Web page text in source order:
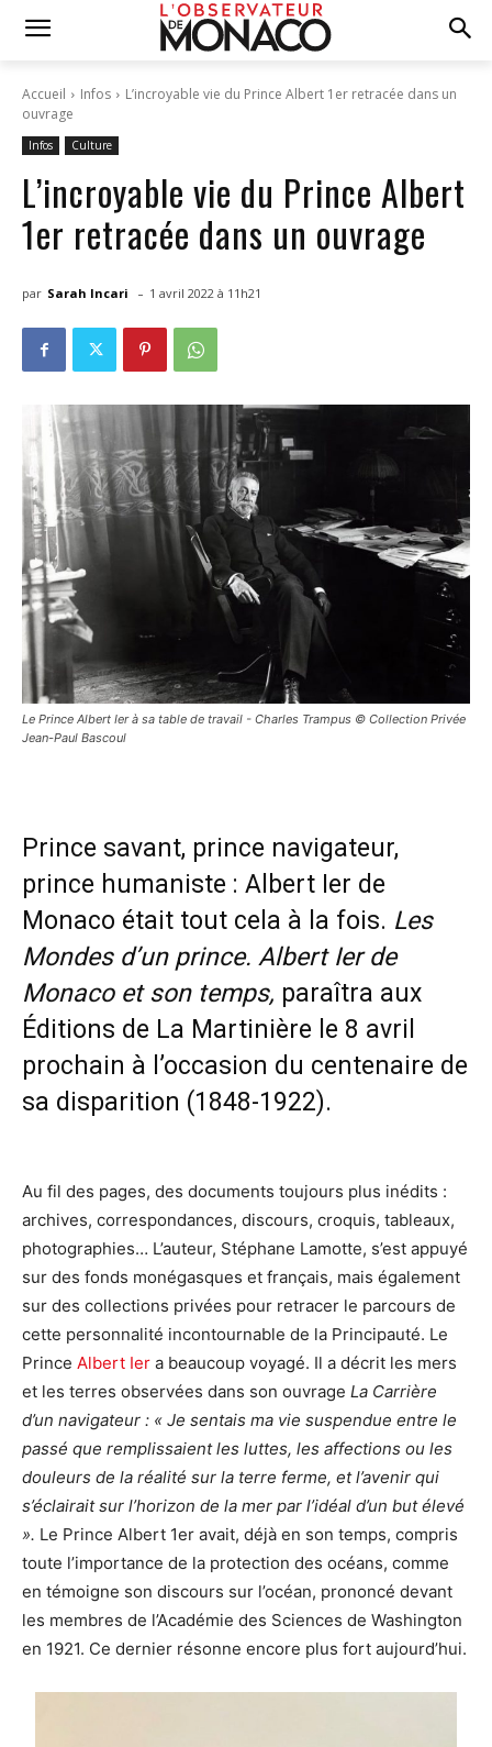
Accueil Infos
L’incroyable vie du Prince Albert 1er retracée dans un
ouvrage
Infos Culture
L’incroyable vie du Prince Albert
1er retracée dans un ouvrage
par Sarah Incari - 1 avril 2022 à 11h21
Le Prince Albert Ier à sa table de travail - Charles Trampus © Collection Privée
Jean-Paul Bascoul
Prince savant, prince navigateur,
prince humaniste : Albert Ier de
Monaco était tout cela à la fois. Les
Mondes d’un prince. Albert Ier de
Monaco et son temps, paraîtra aux
Éditions de La Martinière le 8 avril
prochain à l’occasion du centenaire de
sa disparition (1848-1922).
Au fil des pages, des documents toujours plus inédits :
archives, correspondances, discours, croquis, tableaux,
photographies… L’auteur, Stéphane Lamotte, s’est appuyé
sur des fonds monégasques et français, mais également
sur des collections privées pour retracer le parcours de
cette personnalité incontournable de la Principauté. Le
Prince Albert Ier a beaucoup voyagé. Il a décrit les mers
et les terres observées dans son ouvrage La Carrière
d’un navigateur : « Je sentais ma vie suspendue entre le
passé que remplissaient les luttes, les affections ou les
douleurs de la réalité sur la terre ferme, et l’avenir qui
s’éclairait sur l’horizon de la mer par l’idéal d’un but élevé
». Le Prince Albert 1er avait, déjà en son temps, compris
toute l’importance de la protection des océans, comme
en témoigne son discours sur l’océan, prononcé devant
les membres de l’Académie des Sciences de Washington
en 1921. Ce dernier résonne encore plus fort aujourd’hui.